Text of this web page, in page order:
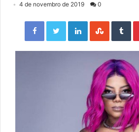
4 de novembro de 2019 0
Facebook Twitter LinkedIn StumbleUpon Tumblr